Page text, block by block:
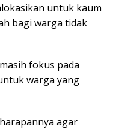
untuk kaum
bagi warga tidak
fokus pada
warga yang
agar